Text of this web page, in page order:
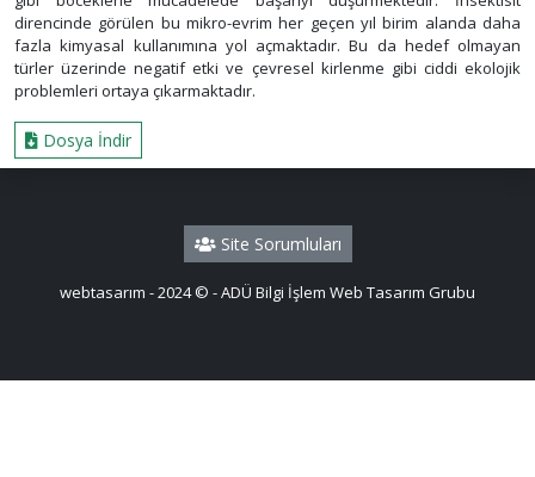
direncinde görülen bu mikro-evrim her geçen yıl birim alanda daha
fazla kimyasal kullanımına yol açmaktadır. Bu da hedef olmayan
türler üzerinde negatif etki ve çevresel kirlenme gibi ciddi ekolojik
problemleri ortaya çıkarmaktadır.
Dosya İndir
Site Sorumluları
webtasarım - 2024 © - ADÜ Bilgi İşlem Web Tasarım Grubu